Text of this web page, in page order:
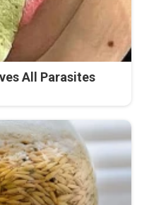
All Parasites